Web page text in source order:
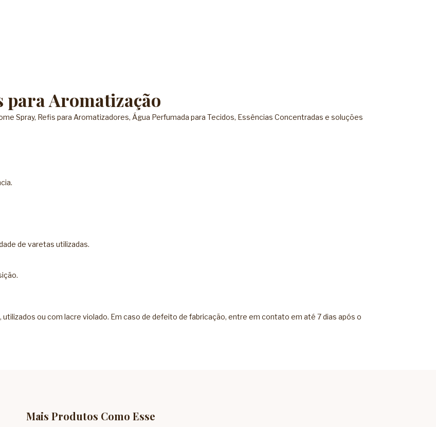
para Aromatização
Spray, Refis para Aromatizadores, Água Perfumada para Tecidos, Essências Concentradas e soluções
de varetas utilizadas.
ou com lacre violado. Em caso de defeito de fabricação, entre em contato em até 7 dias após o
Mais Produtos Como Esse